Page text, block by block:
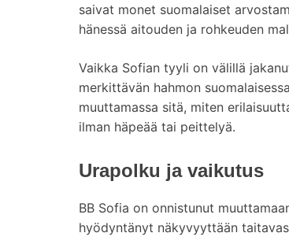
saivat monet suomalaiset
hänessä aitouden ja rohkeuden
Vaikka Sofian tyyli on välillä
merkittävän hahmon
muuttamassa sitä, miten
ilman häpeää tai peittelyä.
Urapolku ja vaikutus
BB Sofia on onnistunut
hyödyntänyt näkyvyyttään